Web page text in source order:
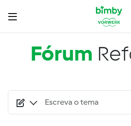
Passar para o conteúdo principal
Fórum